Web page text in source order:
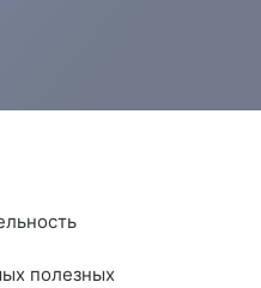
полезных